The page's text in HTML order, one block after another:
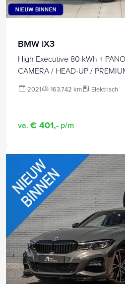
BMW iX3
High Executive 80 kWh +
CAMERA / HEAD-UP /
2021 163.742 km Elektrisch
va. € 401,- p/m